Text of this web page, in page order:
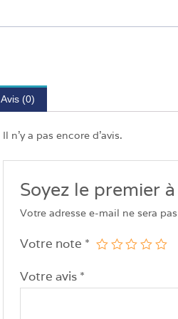
Avis (0)
Il n’y a pas encore d’avis.
Soyez le premier
Votre adresse e-mail ne sera
Votre note *
Votre avis *